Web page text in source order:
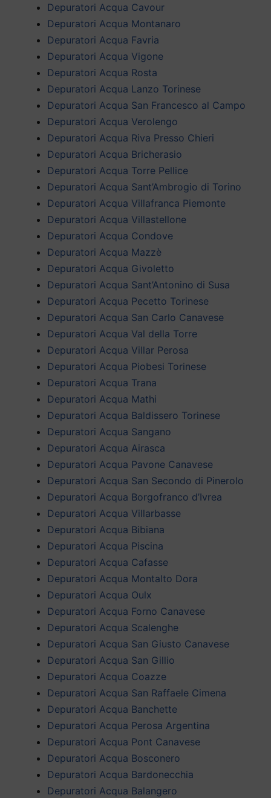
Depuratori Acqua Cavour
Depuratori Acqua Montanaro
Depuratori Acqua Favria
Depuratori Acqua Vigone
Depuratori Acqua Rosta
Depuratori Acqua Lanzo Torinese
Depuratori Acqua San Francesco al Campo
Depuratori Acqua Verolengo
Depuratori Acqua Riva Presso Chieri
Depuratori Acqua Bricherasio
Depuratori Acqua Torre Pellice
Depuratori Acqua Sant’Ambrogio di Torino
Depuratori Acqua Villafranca Piemonte
Depuratori Acqua Villastellone
Depuratori Acqua Condove
Depuratori Acqua Mazzè
Depuratori Acqua Givoletto
Depuratori Acqua Sant’Antonino di Susa
Depuratori Acqua Pecetto Torinese
Depuratori Acqua San Carlo Canavese
Depuratori Acqua Val della Torre
Depuratori Acqua Villar Perosa
Depuratori Acqua Piobesi Torinese
Depuratori Acqua Trana
Depuratori Acqua Mathi
Depuratori Acqua Baldissero Torinese
Depuratori Acqua Sangano
Depuratori Acqua Airasca
Depuratori Acqua Pavone Canavese
Depuratori Acqua San Secondo di Pinerolo
Depuratori Acqua Borgofranco d’Ivrea
Depuratori Acqua Villarbasse
Depuratori Acqua Bibiana
Depuratori Acqua Piscina
Depuratori Acqua Cafasse
Depuratori Acqua Montalto Dora
Depuratori Acqua Oulx
Depuratori Acqua Forno Canavese
Depuratori Acqua Scalenghe
Depuratori Acqua San Giusto Canavese
Depuratori Acqua San Gillio
Depuratori Acqua Coazze
Depuratori Acqua San Raffaele Cimena
Depuratori Acqua Banchette
Depuratori Acqua Perosa Argentina
Depuratori Acqua Pont Canavese
Depuratori Acqua Bosconero
Depuratori Acqua Bardonecchia
Depuratori Acqua Balangero